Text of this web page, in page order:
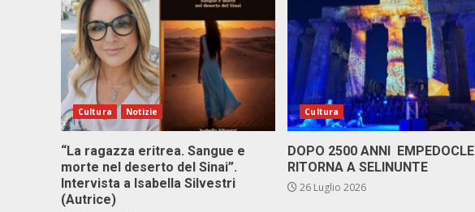
Cultura Notizie
“La ragazza eritrea. Sangue e
morte nel deserto del Sinai”.
Intervista a Isabella Silvestri
(Autrice)
Cultura
DOPO 2500 ANNI EMPEDOCLE
RITORNA A SELINUNTE
26 Luglio 2026